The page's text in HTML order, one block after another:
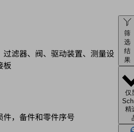
过滤器、阀、驱动装置、测量设
板
，备件和零件序号
筛
选
结
果
仅
精